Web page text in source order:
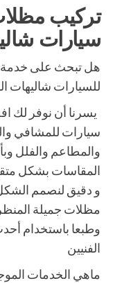
تركيب
سيارات
هل تبحث على
للسيارات شاليهات
يسرنا أن نوفر
سيارات للمشافي
والمطاعم والفلل
المقاسات بشكل
و دقيق لنصمم
مظلات جميلة المنظر
وطبعا باستخدام
الفنيين
ماهي الخدمات